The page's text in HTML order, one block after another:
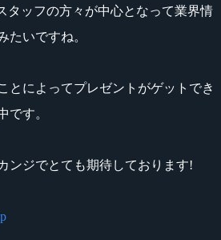
タッフの方々が中心となって業界情
たいですね。
とによってプレゼントがゲットでき
です。
ンジでとても期待しております!